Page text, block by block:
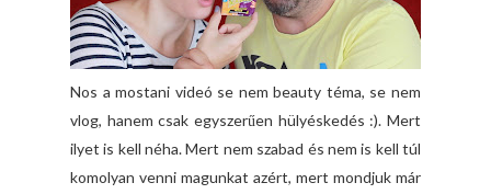
Nos a mostani videó se nem beauty téma, se nem
vlog, hanem csak egyszerűen hülyéskedés :). Mert
ilyet is kell néha. Mert nem szabad és nem is kell túl
komolyan venni magunkat azért, mert mondjuk már